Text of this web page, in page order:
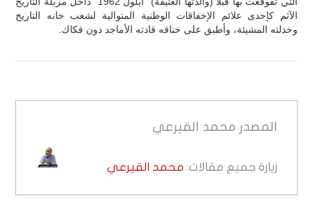
الآثم كإحدى علائم الإخفاقات الوطنية المتوالية لشعب خانه التاريخ
وخذلته المشيئة، وأطبق على خناقه قادته الأماجد دون فكاك.
المصدر محمد القيرعي
زيارة جميع مقالات: محمد القيرعي